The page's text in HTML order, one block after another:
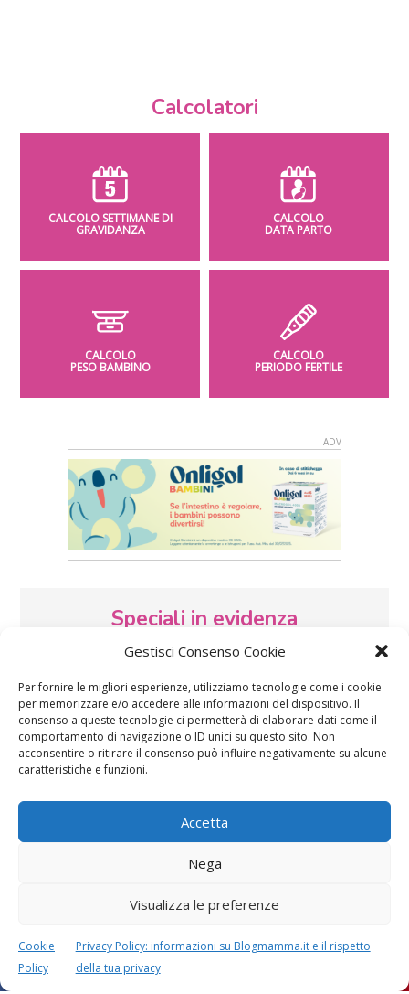
Gestisci Consenso Cookie
Per fornire le migliori esperienze, utilizziamo tecnologie come i cookie
per memorizzare e/o accedere alle informazioni del dispositivo. Il
consenso a queste tecnologie ci permetterà di elaborare dati come il
comportamento di navigazione o ID unici su questo sito. Non
acconsentire o ritirare il consenso può influire negativamente su alcune
caratteristiche e funzioni.
Accetta
Nega
Visualizza le preferenze
Cookie
Policy
Privacy Policy: informazioni su Blogmamma.it e il rispetto
della tua privacy
Calcolatori
CALCOLO SETTIMANE DI
GRAVIDANZA
CALCOLO
DATA PARTO
CALCOLO
PESO BAMBINO
CALCOLO
PERIODO FERTILE
Speciali in evidenza
Vaccini
lavoretti, biglietti
d’auguri, filastrocche
gravidanza